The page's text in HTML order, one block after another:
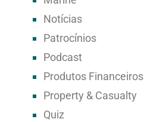
Notícias
Patrocínios
Podcast
Produtos Financeiros
Property & Casualty
Quiz